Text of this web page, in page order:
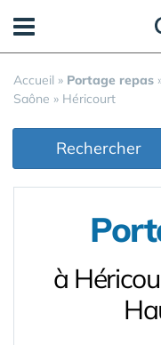
Accueil » Portage repas
Saône » Héricourt
Rechercher
à